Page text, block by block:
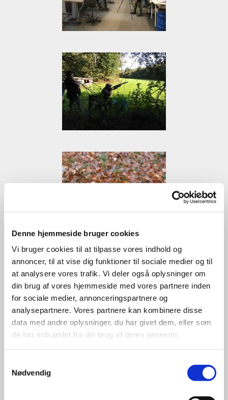
Denne hjemmeside bruger cookies
Vi bruger cookies til at tilpasse vores indhold og
annoncer, til at vise dig funktioner til sociale medier og til
at analysere vores trafik. Vi deler også oplysninger om
din brug af vores hjemmeside med vores partnere inden
for sociale medier, annonceringspartnere og
analysepartnere. Vores partnere kan kombinere disse
data med andre oplysninger, du har givet dem, eller som
de har indsamlet fra din brug af deres tjenester.
Nødvendig